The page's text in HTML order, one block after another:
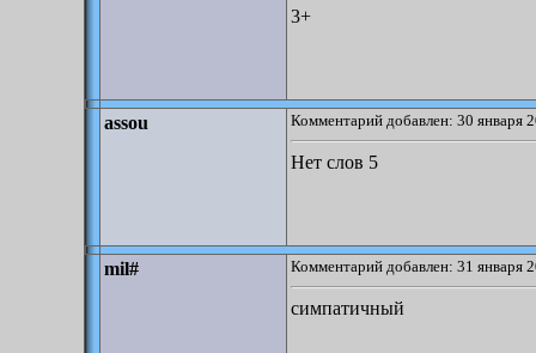
3+
assou Комментарий добавлен: 30 января
Нет слов 5
mil# Комментарий добавлен: 31 января
симпатичный